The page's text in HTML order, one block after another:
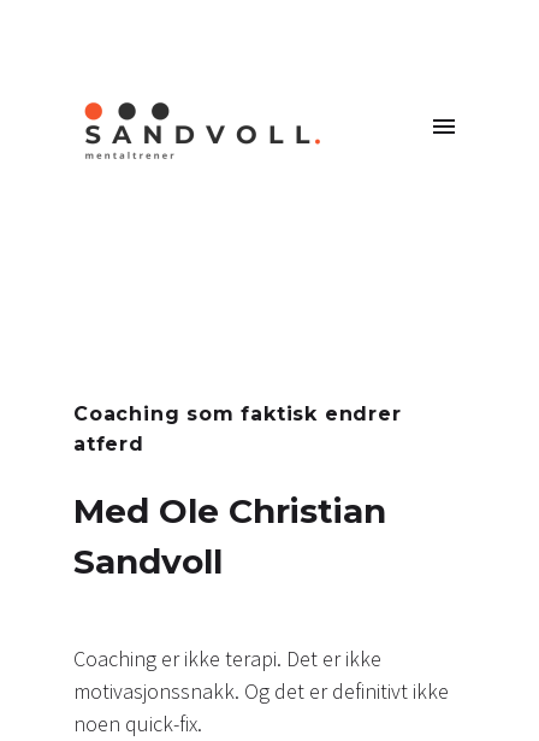
Coaching som faktisk endrer
atferd
Med Ole Christian
Sandvoll
Coaching er ikke terapi. Det er ikke
motivasjonssnakk. Og det er definitivt ikke
noen quick-fix.